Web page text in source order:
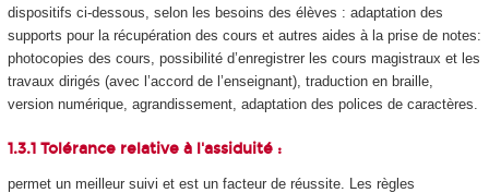
dispositifs ci-dessous, selon les besoins des élèves : adaptation des
supports pour la récupération des cours et autres aides à la prise de notes:
photocopies des cours, possibilité d’enregistrer les cours magistraux et les
travaux dirigés (avec l’accord de l’enseignant), traduction en braille,
version numérique, agrandissement, adaptation des polices de caractères.
1.3.1 Tolérance relative à l'assiduité :
permet un meilleur suivi et est un facteur de réussite. Les règles